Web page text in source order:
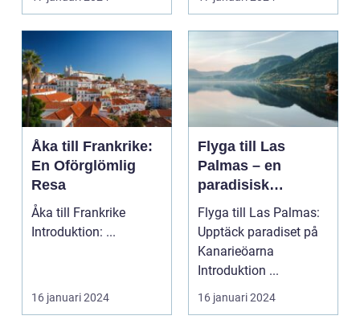
sin...
Åka till Frankrike:
En Oförglömlig
Resa
Åka till Frankrike
Introduktion: ...
16 januari 2024
Flyga till Las
Palmas – en
paradisisk
destination
Flyga till Las Palmas:
Upptäck paradiset på
Kanarieöarna
Introduktion ...
16 januari 2024